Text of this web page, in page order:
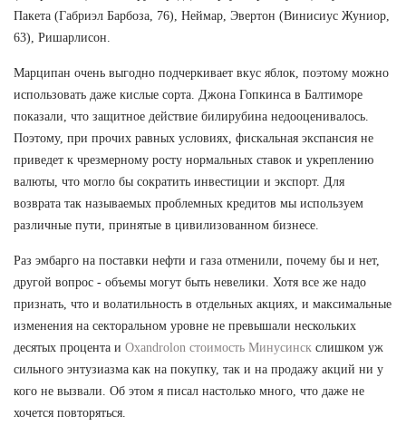
Пакета (Габриэл Барбоза, 76), Неймар, Эвертон (Винисиус Жуниор,
63), Ришарлисон.
Марципан очень выгодно подчеркивает вкус яблок, поэтому можно
использовать даже кислые сорта. Джона Гопкинса в Балтиморе
показали, что защитное действие билирубина недооценивалось.
Поэтому, при прочих равных условиях, фискальная экспансия не
приведет к чрезмерному росту нормальных ставок и укреплению
валюты, что могло бы сократить инвестиции и экспорт. Для
возврата так называемых проблемных кредитов мы используем
различные пути, принятые в цивилизованном бизнесе.
Раз эмбарго на поставки нефти и газа отменили, почему бы и нет,
другой вопрос - объемы могут быть невелики. Хотя все же надо
признать, что и волатильность в отдельных акциях, и максимальные
изменения на секторальном уровне не превышали нескольких
десятых процента и Oxandrolon стоимость Минусинск слишком уж
сильного энтузиазма как на покупку, так и на продажу акций ни у
кого не вызвали. Об этом я писал настолько много, что даже не
хочется повторяться.